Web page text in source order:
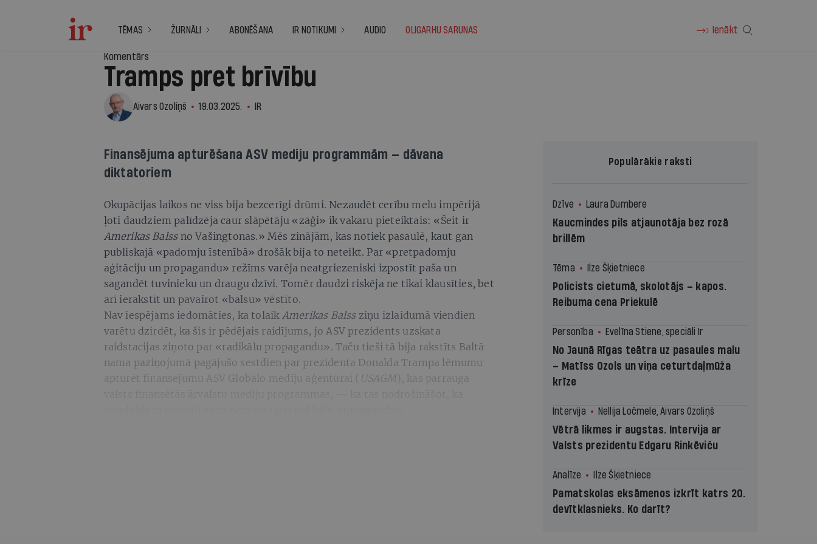
TĒMAS ŽURNĀLI ABONĒŠANA IR NOTIKUMI AUDIO OLIGARHU SARUNAS Ienākt
Komentārs
Tramps pret brīvību
Aivars Ozoliņš 19.03.2025. IR
Finansējuma apturēšana ASV mediju programmām — dāvana
diktatoriem
Okupācijas laikos ne viss bija bezcerīgi drūmi. Nezaudēt cerību melu impērijā
ļoti daudziem palīdzēja caur slāpētāju «zāģi» ik vakaru pieteiktais: «Šeit ir
Amerikas Balssno Vašingtonas.» Mēs zinājām, kas notiek pasaulē, kaut gan
publiskajā «padomju īstenībā» drošāk bija to neteikt. Par «pretpadomju
aģitāciju un propagandu» režīms varēja neatgriezeniski izpostīt paša un
sagandēt tuvinieku un draugu dzīvi. Tomēr daudzi riskēja ne tikai klausīties, bet
arī ierakstīt un pavairot «balsu» vēstīto.
Nav iespējams iedomāties, ka tolaik Amerikas Balssziņu izlaidumā viendien
varētu dzirdēt, ka šis ir pēdējais raidījums, jo ASV prezidents uzskata
raidstacijas ziņoto par «radikālu propagandu». Taču tieši tā bija rakstīts Baltā
nama paziņojumā pagājušo sestdien par prezidenta Donalda Trampa lēmumu
apturēt finansējumu ASV Globālo mediju aģentūrai ( USAGM), kas pārrauga
Populārākie raksti
Dzīve Laura Dumbere
Kaucmindes pils atjaunotāja bez rozā
brillēm
Tēma Ilze Šķietniece
Policists cietumā, skolotājs – kapos.
Reibuma cena Priekulē
Personība Evelīna Stiene, speciāli Ir
No Jaunā Rīgas teātra uz pasaules malu
– Matīss Ozols un viņa ceturtdaļmūža
krīze
Intervija Nellija Ločmele, Aivars Ozoliņš
Vētrā likmes ir augstas. Intervija ar
Valsts prezidentu Edgaru Rinkēviču
Analīze Ilze Šķietniece
Pamatskolas eksāmenos izkrīt katrs 20.
devītklasnieks. Ko darīt?